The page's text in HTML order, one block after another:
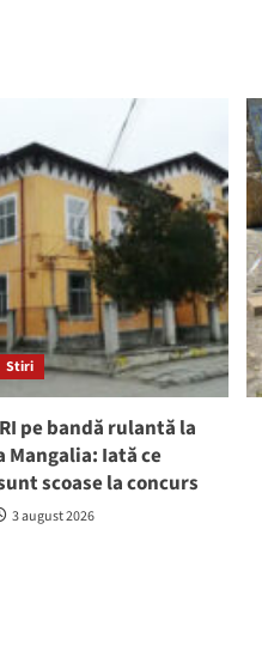
Stiri
pe bandă rulantă la
Mangalia: Iată ce
scoase la concurs
3 august 2026